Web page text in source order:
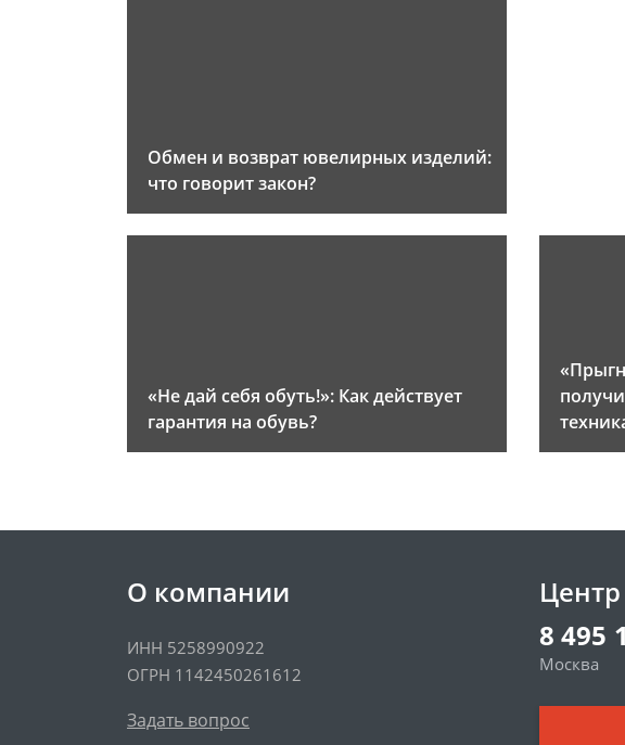
Обмен и возврат ювелирных изделий:
что говорит закон?
«Не дай себя обуть!»: Как действует
гарантия на обувь?
О компании
ИНН 5258990922
ОГРН 1142450261612
Задать вопрос
8 495
Москва